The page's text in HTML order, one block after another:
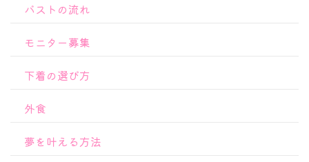
バストの流れ
モニター募集
下着の選び方
外食
夢を叶える方法